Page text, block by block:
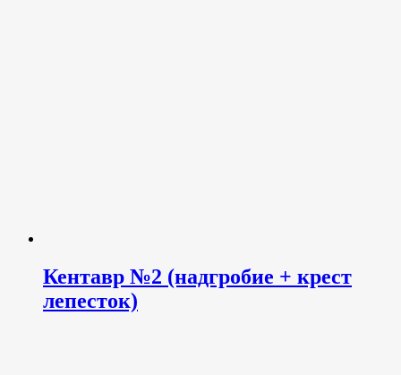
Кентавр №2 (надгробие + крест
лепесток)